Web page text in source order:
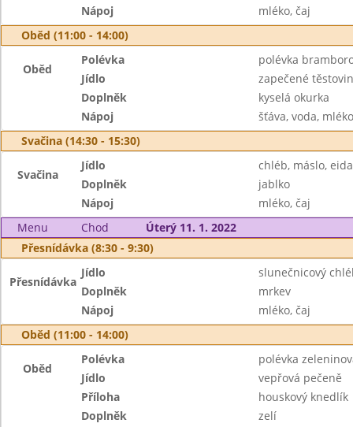
Nápoj
mléko, čaj
Oběd (11:00 - 14:00)
Oběd
Polévka
polévka
Jídlo
zapečené
Doplněk
kyselá okurka
Nápoj
šťáva, voda, mléko
Svačina (14:30 - 15:30)
Svačina
Jídlo
chléb, máslo,
Doplněk
jablko
Nápoj
mléko, čaj
Menu
Chod
Úterý 11. 1. 2022
Přesnídávka (8:30 - 9:30)
Přesnídávka
Jídlo
slunečnicový
Doplněk
mrkev
Nápoj
mléko, čaj
Oběd (11:00 - 14:00)
Oběd
Polévka
polévka
Jídlo
vepřová pečeně
Příloha
houskový knedlík
Doplněk
zelí